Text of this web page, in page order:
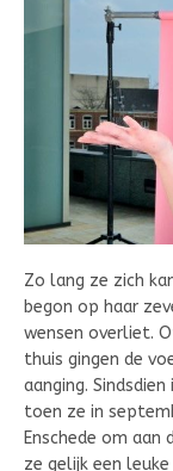
Zo lang ze zich
begon op haar
wensen overliet.
thuis gingen de
aanging.
toen ze in
Enschede om
ze gelijk een leuke